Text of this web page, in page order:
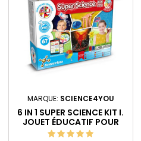
MARQUE: SCIENCE4YOU
6 IN 1 SUPER SCIENCE KIT I.
JOUET ÉDUCATIF POUR
ENFANTS